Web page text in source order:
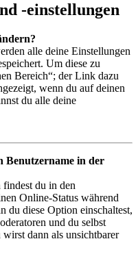
-einstellungen
alle deine Einstellungen
Um diese zu
Bereich“; der Link dazu
wenn du auf deinen
du alle deine
Benutzername in der
du in den
Online-Status während
du diese Option einschaltest,
und du selbst
dann als unsichtbarer